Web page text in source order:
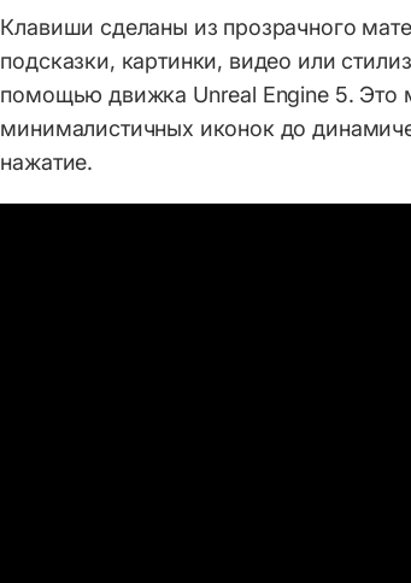
Клавиши сделаны из прозрачного
подсказки, картинки, видео или
помощью движка Unreal Engine 5. Это
минималистичных иконок до
нажатие.